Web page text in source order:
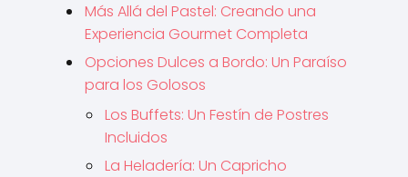
Más Allá del Pastel: Creando una
Experiencia Gourmet Completa
Opciones Dulces a Bordo: Un Paraíso
para los Golosos
Los Buffets: Un Festín de Postres
Incluidos
La Heladería: Un Capricho